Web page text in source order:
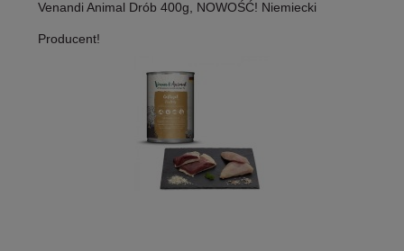
Venandi Animal Drób 400g, NOWOŚĆ! Niemiecki
Producent!